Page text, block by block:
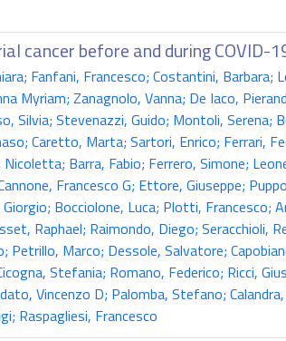
cancer before and during COVID-
Fanfani, Francesco; Costantini, Barbara;
Myriam; Zanagnolo, Vanna; De Iaco,
Silvia; Stevenazzi, Guido; Montoli, Serena;
Caretto, Marta; Sartori, Enrico; Ferrari,
Barra, Fabio; Ferrero, Simone;
Francesco G; Ettore, Giuseppe;
Bocciolone, Luca; Plotti, Francesco;
Raphael; Raimondo, Diego; Seracchioli,
Petrillo, Marco; Dessole, Salvatore;
Stefania; Romano, Federico; Ricci,
Vincenzo D; Palomba, Stefano;
Raspagliesi, Francesco